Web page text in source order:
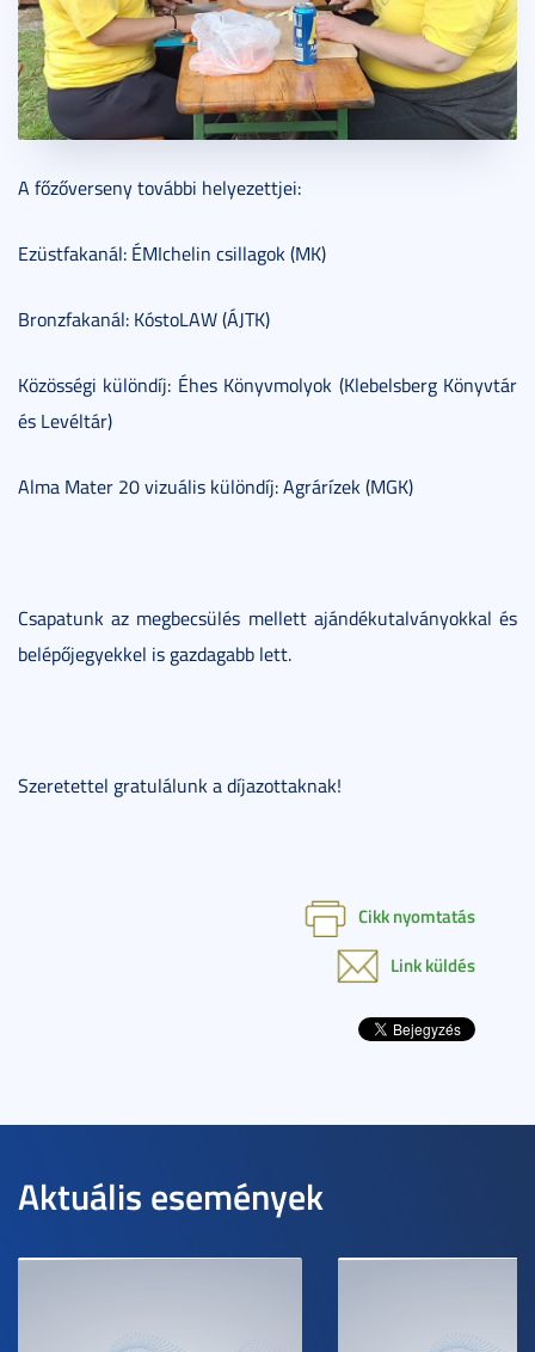
A főzőverseny további helyezettjei:
Ezüstfakanál: ÉMIchelin csillagok (MK)
Bronzfakanál: KóstoLAW (ÁJTK)
Közösségi különdíj: Éhes Könyvmolyok (Klebelsberg Könyvtár
és Levéltár)
Alma Mater 20 vizuális különdíj: Agrárízek (MGK)
Csapatunk az megbecsülés mellett ajándékutalványokkal és
belépőjegyekkel is gazdagabb lett.
Szeretettel gratulálunk a díjazottaknak!
Cikk nyomtatás
Link küldés
Aktuális események